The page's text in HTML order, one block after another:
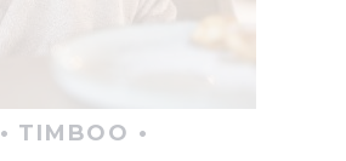
• TIMBOO •